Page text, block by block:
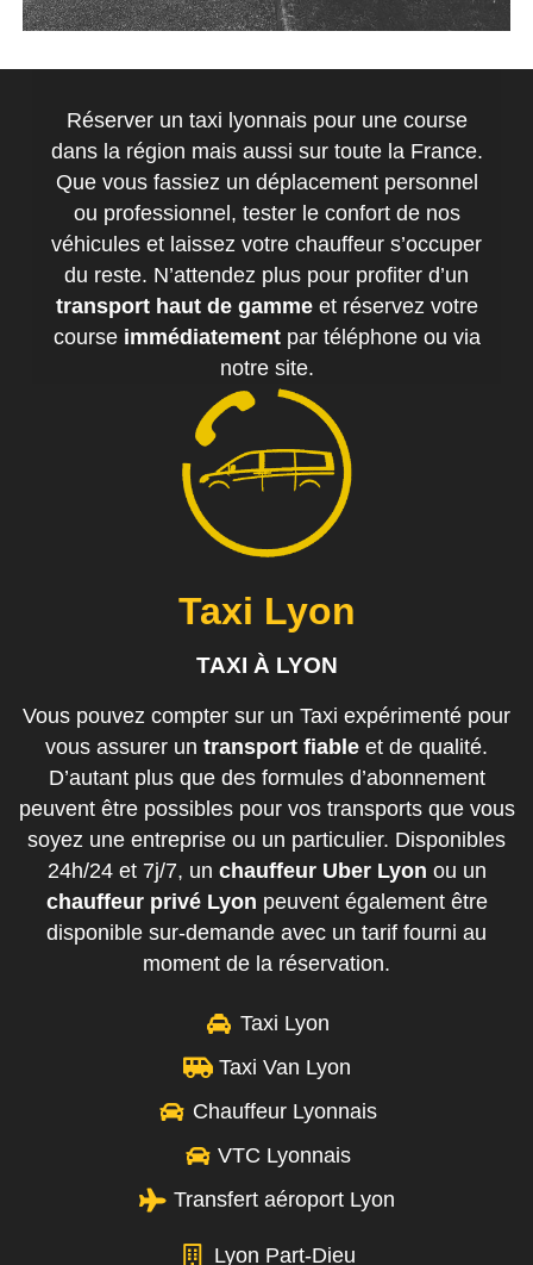
Réserver un taxi lyonnais pour une course
dans la région mais aussi sur toute la France.
Que vous fassiez un déplacement personnel
ou professionnel, tester le confort de nos
véhicules et laissez votre chauffeur s’occuper
du reste. N’attendez plus pour profiter d’un
transport haut de gammeet réservez votre
course immédiatementpar téléphone ou via
notre site.
Taxi Lyon
TAXI À LYON
Vous pouvez compter sur un Taxi expérimenté pour
vous assurer un transport fiable et de qualité.
D’autant plus que des formules d’abonnement
peuvent être possibles pour vos transports que vous
soyez une entreprise ou un particulier. Disponibles
24h/24 et 7j/7, un chauffeur Uber Lyon ou un
chauffeur privé Lyon peuvent également être
disponible sur-demande avec un tarif fourni au
moment de la réservation.
Taxi Lyon
Taxi Van Lyon
Chauffeur Lyonnais
VTC Lyonnais
Transfert aéroport Lyon
Lyon Part-Dieu